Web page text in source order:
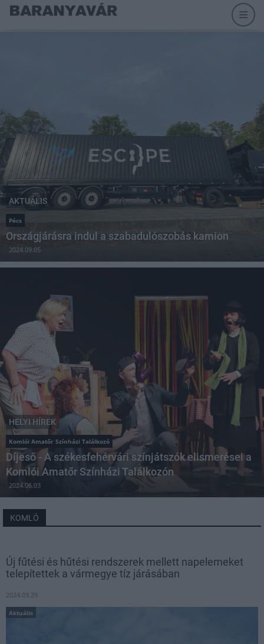
AKTUÁLIS
Pécs
Országjárásra indul a szabadulószobás kamion
2024.09.05
HELYI HÍREK
Komlói Amatőr Színházi Találkozó
Díjeső - A székesfehérvári színjátszók elismerései a
Komlói Amatőr Színházi Találkozón
2024.06.03
KOMLÓ
Új fűtési és hűtési rendszerek mellett napelemeket
telepítettek a vármegye tíz járásában
2024.03.29
Aktuális